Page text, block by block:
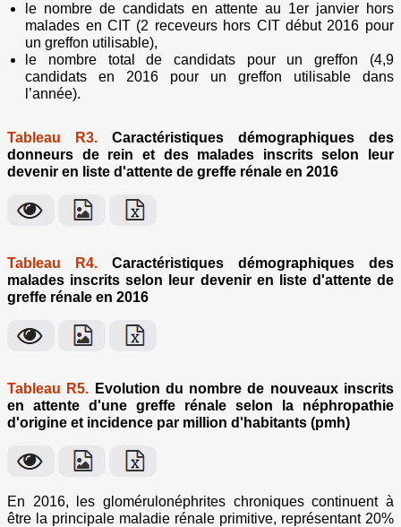
le nombre de candidats en attente au 1er janvier hors
malades en CIT (2 receveurs hors CIT début 2016 pour
un greffon utilisable),
le nombre total de candidats pour un greffon (4,9
candidats en 2016 pour un greffon utilisable dans
l’année).
Tableau R3. Caractéristiques démographiques des
donneurs de rein et des malades inscrits selon leur
devenir en liste d'attente de greffe rénale en 2016
Tableau R4. Caractéristiques démographiques des
malades inscrits selon leur devenir en liste d'attente de
greffe rénale en 2016
Tableau R5. Evolution du nombre de nouveaux inscrits
en attente d'une greffe rénale selon la néphropathie
d'origine et incidence par million d'habitants (pmh)
En 2016, les glomérulonéphrites chroniques continuent à
être la principale maladie rénale primitive, représentant 20%